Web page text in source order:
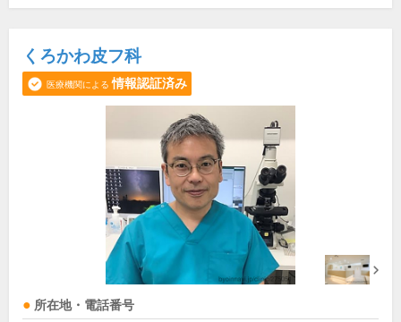
くろかわ皮フ科
医療機関による 情報認証済み
所在地・電話番号